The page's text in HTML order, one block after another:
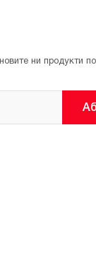
ни продукти